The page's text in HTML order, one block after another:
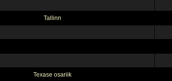
Tallinn
Texase osariik